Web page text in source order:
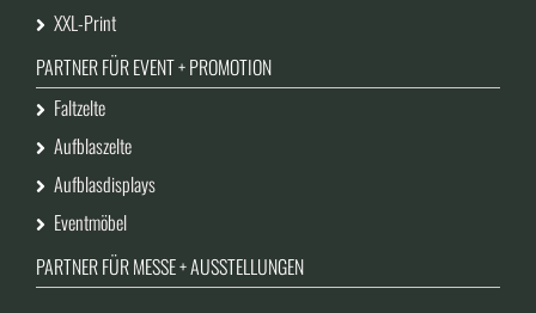
XXL-Print
PARTNER FÜR EVENT + PROMOTION
Faltzelte
Aufblaszelte
Aufblasdisplays
Eventmöbel
PARTNER FÜR MESSE + AUSSTELLUNGEN